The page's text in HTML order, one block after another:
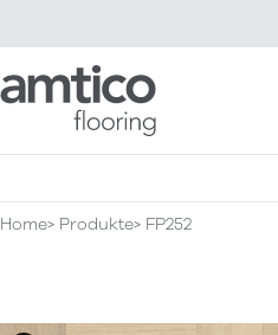
Amtico Flooring
Home Produkte FP252